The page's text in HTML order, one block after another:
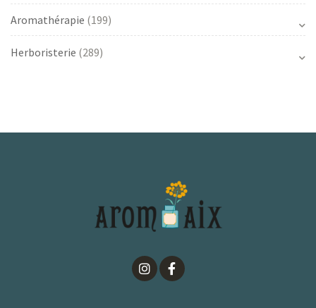
Aromathérapie (199)
Herboristerie (289)